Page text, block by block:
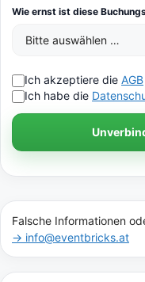
Wie ernst ist diese
Ich akzeptiere die AGB
Ich habe die
Falsche Informationen
→ info@eventbricks.at